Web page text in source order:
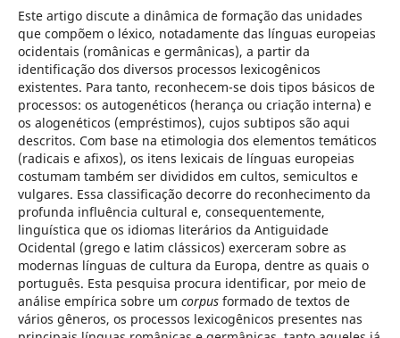
Este artigo discute a dinâmica de formação das unidades
que compõem o léxico, notadamente das línguas europeias
ocidentais (românicas e germânicas), a partir da
identificação dos diversos processos lexicogênicos
existentes. Para tanto, reconhecem-se dois tipos básicos de
processos: os autogenéticos (herança ou criação interna) e
os alogenéticos (empréstimos), cujos subtipos são aqui
descritos. Com base na etimologia dos elementos temáticos
(radicais e afixos), os itens lexicais de línguas europeias
costumam também ser divididos em cultos, semicultos e
vulgares. Essa classificação decorre do reconhecimento da
profunda influência cultural e, consequentemente,
linguística que os idiomas literários da Antiguidade
Ocidental (grego e latim clássicos) exerceram sobre as
modernas línguas de cultura da Europa, dentre as quais o
português. Esta pesquisa procura identificar, por meio de
análise empírica sobre um corpusformado de textos de
vários gêneros, os processos lexicogênicos presentes nas